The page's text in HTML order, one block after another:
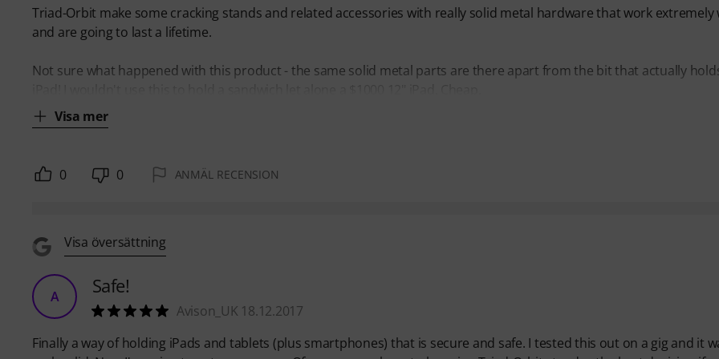
Triad-Orbit make some cracking stands and related accessories with really solid metal hardware that work extremely
and are going to last a lifetime.
Not sure what happened with this product - the same solid metal parts are there apart from the bit that actually
Visa mer
0 0 ANMÄL RECENSION
Visa översättning
A Safe!
Avison_UK 18.12.2017
Finally a way of holding iPads and tablets (plus smartphones) that is secure and safe. I tested this out on a gig and it